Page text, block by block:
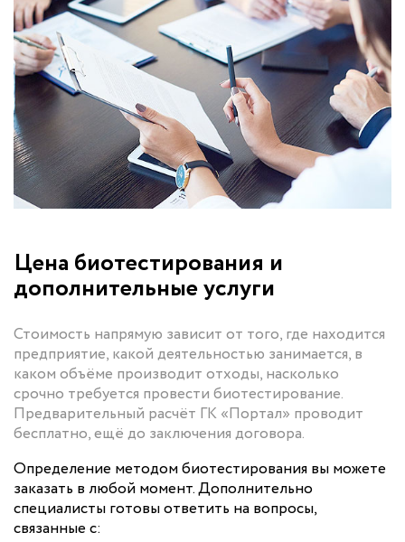
Цена биотестирования и
дополнительные услуги
Стоимость напрямую зависит от того, где находится
предприятие, какой деятельностью занимается, в
каком объёме производит отходы, насколько
срочно требуется провести биотестирование.
Предварительный расчёт ГК «Портал» проводит
бесплатно, ещё до заключения договора.
Определение методом биотестирования вы можете
заказать в любой момент. Дополнительно
специалисты готовы ответить на вопросы,
связанные с: